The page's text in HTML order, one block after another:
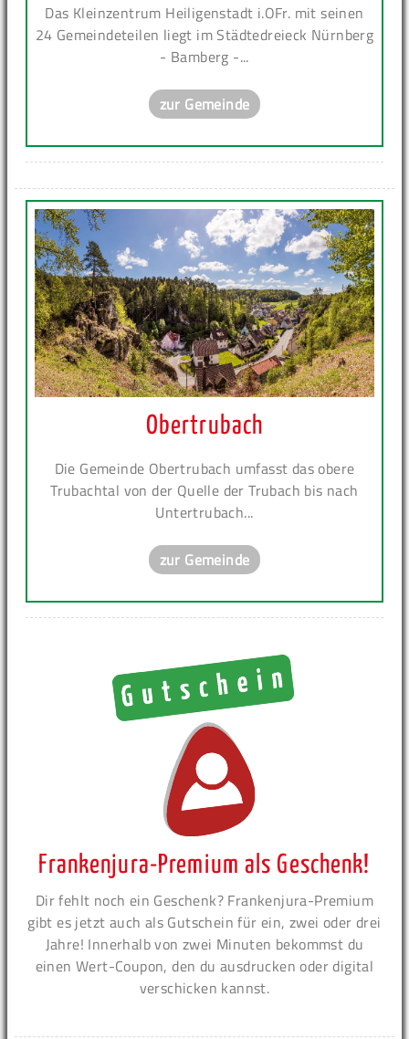
Das Kleinzentrum Heiligenstadt i.OFr. mit seinen
24 Gemeindeteilen liegt im Städtedreieck Nürnberg
- Bamberg -...
zur Gemeinde
Obertrubach
Die Gemeinde Obertrubach umfasst das obere
Trubachtal von der Quelle der Trubach bis nach
Untertrubach...
zur Gemeinde
Frankenjura-Premium als Geschenk!
Dir fehlt noch ein Geschenk? Frankenjura-Premium
gibt es jetzt auch als Gutschein für ein, zwei oder drei
Jahre! Innerhalb von zwei Minuten bekommst du
einen Wert-Coupon, den du ausdrucken oder digital
verschicken kannst.